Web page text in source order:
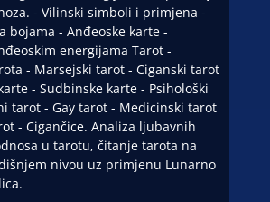
- Vilinski simboli i primjena -
bojama - Anđeoske karte -
energijama Tarot -
- Marsejski tarot - Ciganski tarot
- Sudbinske karte - Psihološki
tarot - Gay tarot - Medicinski tarot
- Cigančice. Analiza ljubavnih
u tarotu, čitanje tarota na
nivou uz primjenu Lunarno